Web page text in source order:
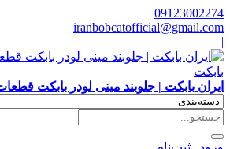
09123002274
iranbobcatofficial@gmail.com
|
ایران بابکت | جلوبند مینی لودر بابکت